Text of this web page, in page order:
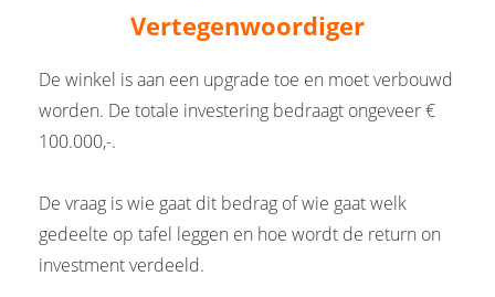
Vertegenwoordiger
De winkel is aan een upgrade toe en moet verbouwd
worden. De totale investering bedraagt ongeveer €
100.000,-.
De vraag is wie gaat dit bedrag of wie gaat welk
gedeelte op tafel leggen en hoe wordt de return on
investment verdeeld.